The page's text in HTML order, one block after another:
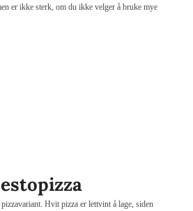
er ikke sterk, om du ikke velger å bruke mye
Hvit pizza er lettvint å lage, siden